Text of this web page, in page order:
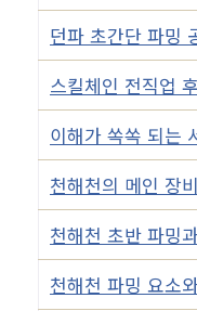
던파 초간단 파
스킬체인 전직업
이해가 쏙쏙 되는
천해천의 메인 장
천해천 초반 파밍
천해천 파밍 요소